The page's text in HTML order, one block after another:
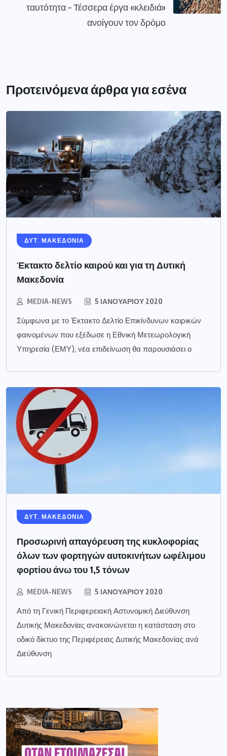
ταυτότητα – Τέσσερα έργα «κλειδιά»
ανοίγουν τον δρόμο
Προτεινόμενα άρθρα για εσένα
ΔΥΤ. ΜΑΚΕΔΟΝΙΑ
Έκτακτο δελτίο καιρού και για τη Δυτική
Μακεδονία
MEDIA-NEWS 5 ΙΑΝΟΥΑΡΊΟΥ 2020
Σύμφωνα με το Έκτακτο Δελτίο Επικίνδυνων καιρικών
φαινομένων που εξέδωσε η Εθνική Μετεωρολογική
Υπηρεσία (ΕΜΥ), νέα επιδείνωση θα παρουσιάσει ο
ΔΥΤ. ΜΑΚΕΔΟΝΙΑ
Προσωρινή απαγόρευση της κυκλοφορίας
όλων των φορτηγών αυτοκινήτων ωφέλιμου
φορτίου άνω του 1,5 τόνων
MEDIA-NEWS 5 ΙΑΝΟΥΑΡΊΟΥ 2020
Από τη Γενική Περιφερειακή Αστυνομική Διεύθυνση
Δυτικής Μακεδονίας ανακοινώνεται η κατάσταση στο
οδικό δίκτυο της Περιφέρειας Δυτικής Μακεδονίας ανά
Διεύθυνση